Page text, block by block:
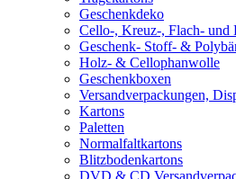
Geschenkdeko
Cello-, Kreuz-, Flach- und
Geschenk- Stoff- &
Holz- & Cellophanwolle
Geschenkboxen
Versandverpackungen,
Kartons
Paletten
Normalfaltkartons
Blitzbodenkartons